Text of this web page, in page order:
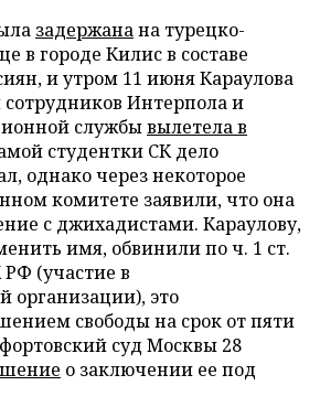
задержанана турецко-
в городе Килис в составе
и утром 11 июня Караулова
Интерпола и
службывылетела в
студентки СК дело
однако через некоторое
комитете заявили, что она
с джихадистами. Караулову,
имя, обвинили по ч. 1 ст.
РФ (участие в
организации), это
свободы на срок от пяти
суд Москвы 28
о заключении ее под